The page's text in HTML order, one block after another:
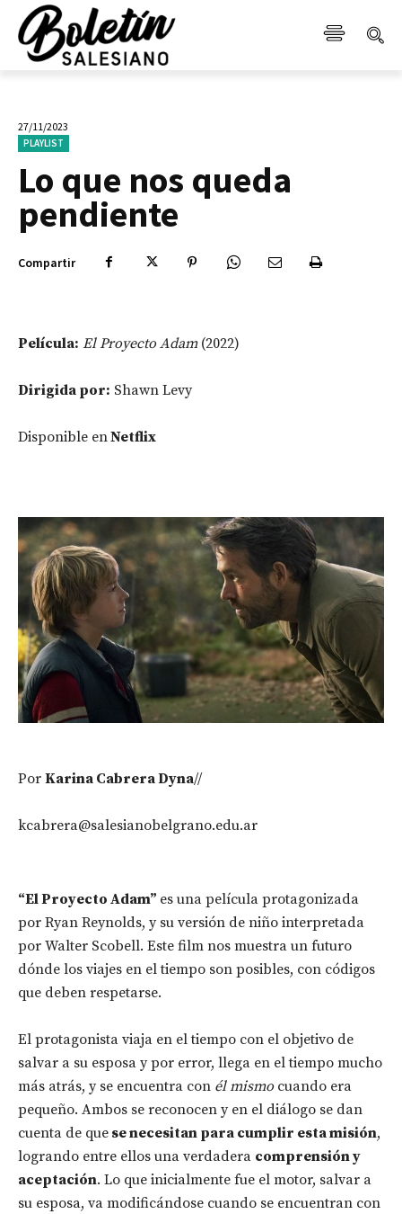
27/11/2023
PLAYLIST
Lo que nos queda
pendiente
Compartir
Película: El Proyecto Adam (2022)
Dirigida por: Shawn Levy
Disponible enNetflix
Por Karina Cabrera Dyna//
kcabrera@salesianobelgrano.edu.ar
“El Proyecto Adam” es una película protagonizada
por Ryan Reynolds, y su versión de niño interpretada
por Walter Scobell. Este film nos muestra un futuro
dónde los viajes en el tiempo son posibles, con códigos
que deben respetarse.
El protagonista viaja en el tiempo con el objetivo de
salvar a su esposa y por error, llega en el tiempo mucho
más atrás, y se encuentra con él mismo cuando era
pequeño. Ambos se reconocen y en el diálogo se dan
cuenta de que se necesitan para cumplir esta misión,
logrando entre ellos una verdadera comprensión y
aceptación. Lo que inicialmente fue el motor, salvar a
su esposa, va modificándose cuando se encuentran con